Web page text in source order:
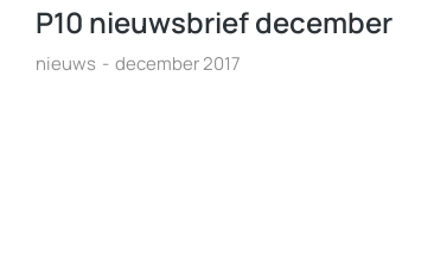
P10 nieuwsbrief december
nieuws december 2017